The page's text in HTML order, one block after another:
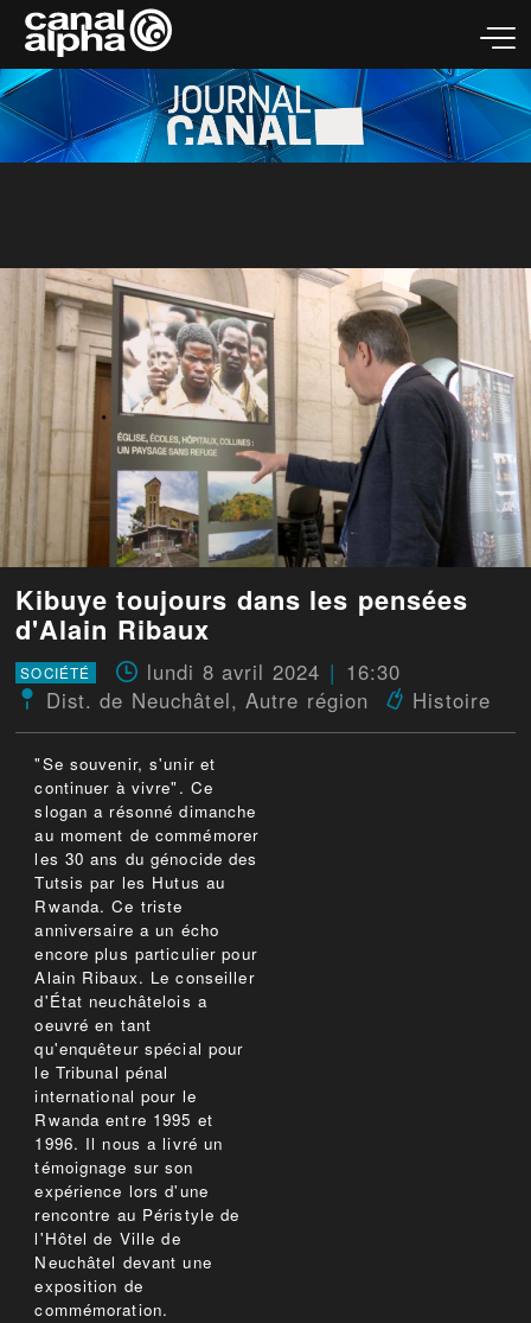
Kibuye toujours dans les pensées
d'Alain Ribaux
SOCIÉTÉ lundi 8 avril 2024
16:30
Dist. de Neuchâtel, Autre région Histoire
"Se souvenir, s'unir et
continuer à vivre". Ce
slogan a résonné dimanche
au moment de commémorer
les 30 ans du génocide des
Tutsis par les Hutus au
Rwanda. Ce triste
anniversaire a un écho
encore plus particulier pour
Alain Ribaux. Le conseiller
d'État neuchâtelois a
oeuvré en tant
qu'enquêteur spécial pour
le Tribunal pénal
international pour le
Rwanda entre 1995 et
1996. Il nous a livré un
témoignage sur son
expérience lors d'une
rencontre au Péristyle de
l'Hôtel de Ville de
Neuchâtel devant une
exposition de
commémoration.